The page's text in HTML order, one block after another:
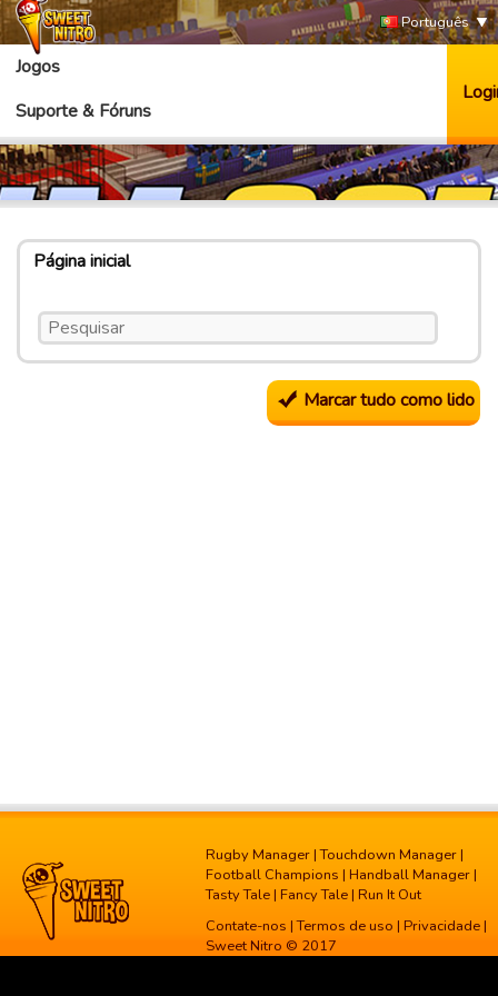
Português
Jogos
Suporte & Fóruns
Página inicial
Marcar tudo como lido
Rugby Manager |Touchdown Manager |
Football Champions | Handball Manager |
Tasty Tale | Fancy Tale | Run It Out
Contate-nos |Termos de uso | Privacidade |
Sweet Nitro © 2017